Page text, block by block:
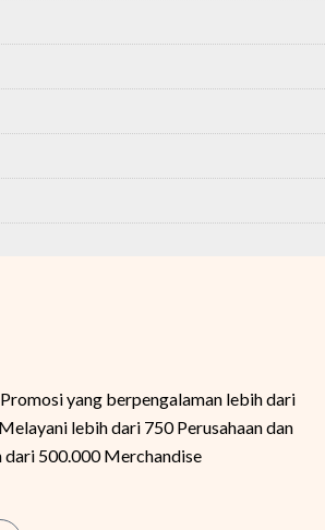
yang berpengalaman lebih dari
lebih dari 750 Perusahaan dan
500.000 Merchandise